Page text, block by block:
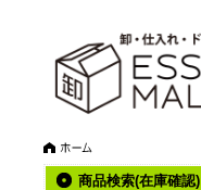
商品検索(在庫確認)